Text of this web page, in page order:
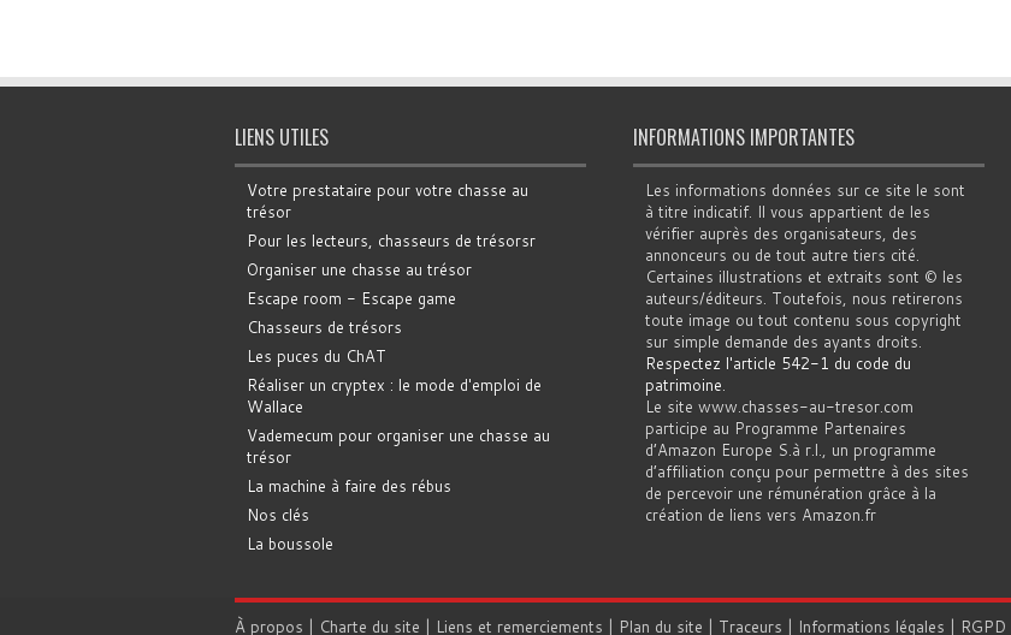
LIENS UTILES
Votre prestataire pour votre chasse au
trésor
Pour les lecteurs, chasseurs de trésorsr
Organiser une chasse au trésor
Escape room - Escape game
Chasseurs de trésors
Les puces du ChAT
Réaliser un cryptex : le mode d'emploi de
Wallace
Vademecum pour organiser une chasse au
trésor
La machine à faire des rébus
Nos clés
La boussole
INFORMATIONS IMPORTANTES
Les informations données sur ce site le sont
à titre indicatif. Il vous appartient de les
vérifier auprès des organisateurs, des
annonceurs ou de tout autre tiers cité.
Certaines illustrations et extraits sont © les
auteurs/éditeurs. Toutefois, nous retirerons
toute image ou tout contenu sous copyright
sur simple demande des ayants droits.
Respectez l'article 542-1 du code du
patrimoine.
Le site www.chasses-au-tresor.com
participe au Programme Partenaires
d’Amazon Europe S.à r.l., un programme
d’affiliation conçu pour permettre à des sites
de percevoir une rémunération grâce à la
création de liens vers Amazon.fr
À propos | Charte du site | Liens et remerciements | Plan du site | Traceurs | Informations légales | RGPD